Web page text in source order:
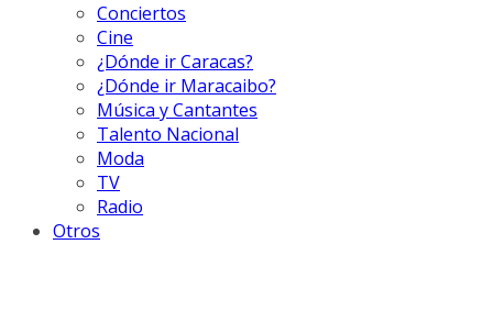
Conciertos
Cine
¿Dónde ir Caracas?
¿Dónde ir Maracaibo?
Música y Cantantes
Talento Nacional
Moda
TV
Radio
Otros